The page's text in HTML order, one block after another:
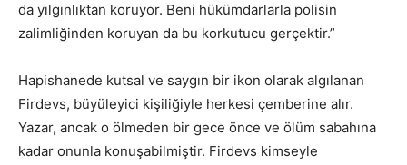
da yılgınlıktan koruyor. Beni hükümdarlarla polisin
zalimliğinden koruyan da bu korkutucu gerçektir.”
Hapishanede kutsal ve saygın bir ikon olarak algılanan
Firdevs, büyüleyici kişiliğiyle herkesi çemberine alır.
Yazar, ancak o ölmeden bir gece önce ve ölüm sabahına
kadar onunla konuşabilmiştir. Firdevs kimseyle